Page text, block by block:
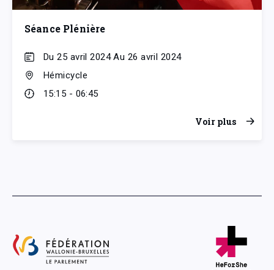
Séance Plénière
Du 25 avril 2024 Au 26 avril 2024
Hémicycle
15:15 - 06:45
Voir plus